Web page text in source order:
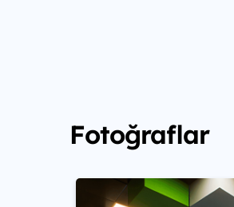
Fotoğraflar